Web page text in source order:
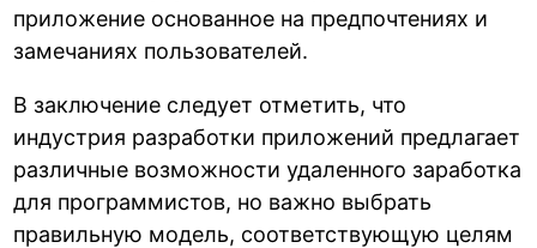
приложение основанное на предпочтениях и
замечаниях пользователей.
В заключение следует отметить, что
индустрия разработки приложений предлагает
различные возможности удаленного заработка
для программистов, но важно выбрать
правильную модель, соответствующую целям